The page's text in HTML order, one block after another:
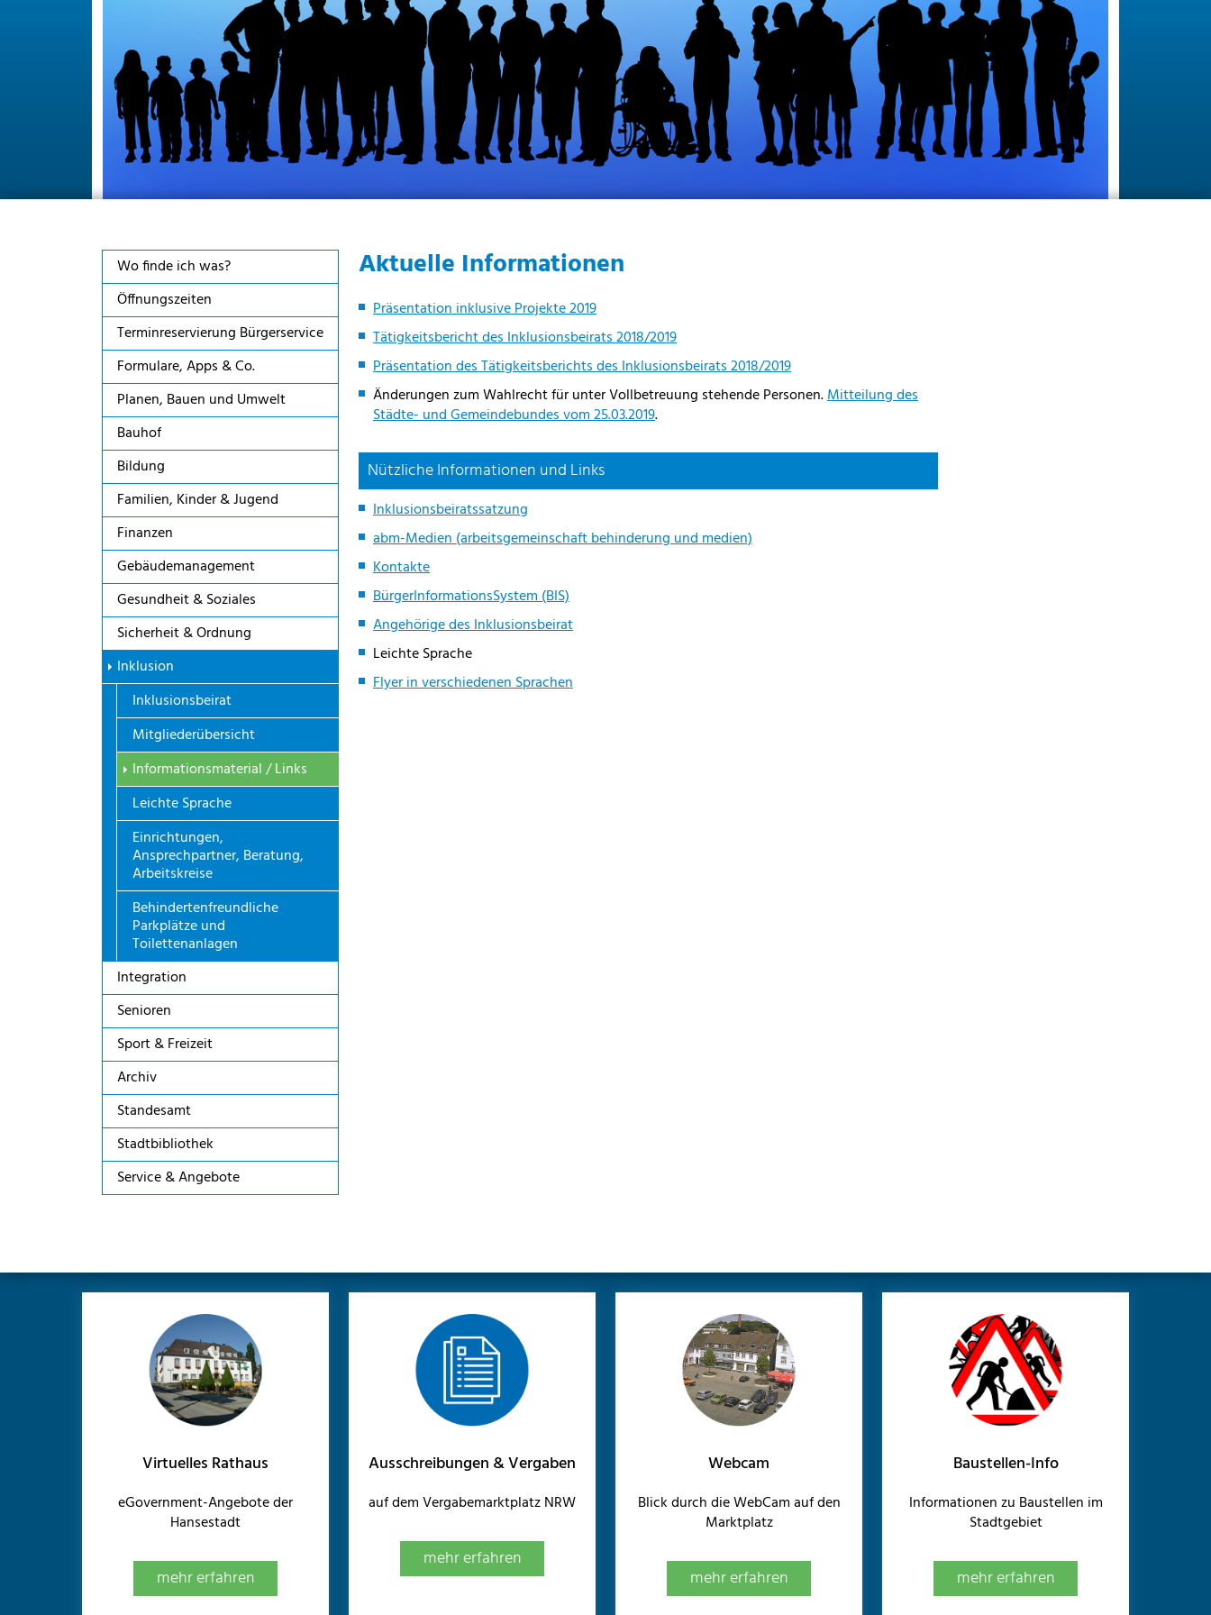
Wo finde ich was?
Öffnungszeiten
Terminreservierung Bürgerservice
Formulare, Apps & Co.
Planen, Bauen und Umwelt
Bauhof
Bildung
Familien, Kinder & Jugend
Finanzen
Gebäudemanagement
Gesundheit & Soziales
Sicherheit & Ordnung
Inklusion
Inklusionsbeirat
Mitgliederübersicht
Informationsmaterial / Links
Leichte Sprache
Einrichtungen,
Ansprechpartner, Beratung,
Arbeitskreise
Behindertenfreundliche
Parkplätze und
Toilettenanlagen
Integration
Senioren
Sport & Freizeit
Archiv
Standesamt
Stadtbibliothek
Service & Angebote
Aktuelle Informationen
Präsentation inklusive Projekte 2019
Tätigkeitsbericht des Inklusionsbeirats 2018/2019
Präsentation des Tätigkeitsberichts des Inklusionsbeirats 2018/2019
Änderungen zum Wahlrecht für unter Vollbetreuung stehende Personen.Mitteilung des
Städte- und Gemeindebundes vom 25.03.2019.
Nützliche Informationen und Links
Inklusionsbeiratssatzung
abm-Medien (arbeitsgemeinschaft behinderung und medien)
Kontakte
BürgerInformationsSystem (BIS)
Angehörige des Inklusionsbeirat
Leichte Sprache
Flyer in verschiedenen Sprachen
Virtuelles Rathaus
eGovernment-Angebote der
Hansestadt
mehr erfahren
Ausschreibungen & Vergaben
auf dem Vergabemarktplatz NRW
mehr erfahren
Webcam
Blick durch die WebCam auf den
Marktplatz
mehr erfahren
Baustellen-Info
Informationen zu Baustellen im
Stadtgebiet
mehr erfahren